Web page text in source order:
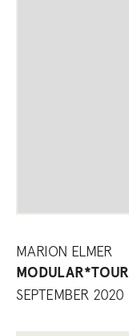
MARION ELMER
MODULAR*TOUR
SEPTEMBER 2020